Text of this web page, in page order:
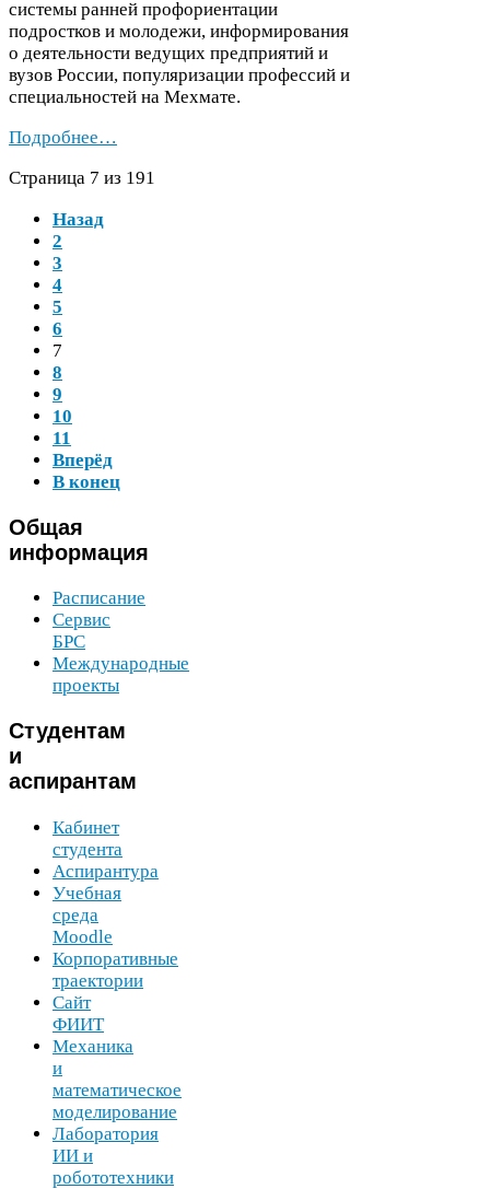
системы ранней профориентации
подростков и молодежи, информирования
о деятельности ведущих предприятий и
вузов России, популяризации профессий и
специальностей на Мехмате.
Подробнее…
Страница 7 из 191
Назад
2
3
4
5
6
7
8
9
10
11
Вперёд
В конец
Общая
информация
Расписание
Сервис
БРС
Международные
проекты
Студентам
и
аспирантам
Кабинет
студента
Аспирантура
Учебная
среда
Moodle
Корпоративные
траектории
Сайт
ФИИТ
Механика
и
математическое
моделирование
Лаборатория
ИИ и
робототехники